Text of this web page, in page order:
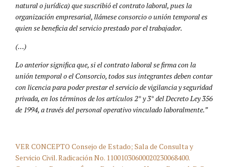
natural o jurídica) que suscribió el contrato laboral, pues la
organización empresarial, llámese consorcio o unión temporal es
quien se beneficia del servicio prestado por el trabajador.
(…)
Lo anterior significa que, si el contrato laboral se firma con la
unión temporal o el Consorcio, todos sus integrantes deben contar
con licencia para poder prestar el servicio de vigilancia y seguridad
privada, en los términos de los artículos 2° y 3° del Decreto Ley 356
de 1994, a través del personal operativo vinculado laboralmente.”
VER CONCEPTO Consejo de Estado; Sala de Consulta y
Servicio Civil. Radicación No. 11001030600020230068400.